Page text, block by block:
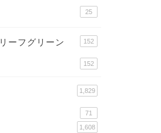
25
ーフグリーン 152
152
1,829
71
1,608